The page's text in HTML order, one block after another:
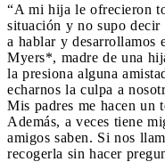
“A mi hija le ofrecieron
situación y no supo decir
a hablar y desarrollamos
Myers*, madre de una
la presiona alguna
echarnos la culpa a
Mis padres me hacen un
Además, a veces tiene
amigos saben. Si nos
recogerla sin hacer